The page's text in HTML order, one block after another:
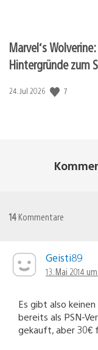
Marvel‘s
Hintergründe zum
Veröffentlichungsdatum:
24. Jul 2026 7
14 Kommentare
Geisti89
13. Mai 2014 um
Es gibt also
bereits als PSN-
gekauft, aber 30€